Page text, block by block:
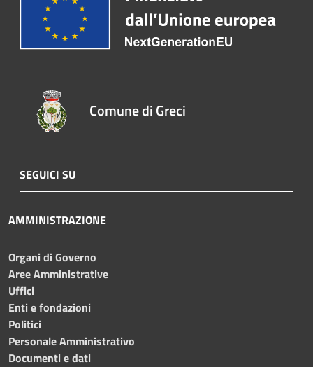
Comune di Greci
SEGUICI SU
AMMINISTRAZIONE
Organi di Governo
Aree Amministrative
Uffici
Enti e fondazioni
Politici
Personale Amministrativo
Documenti e dati